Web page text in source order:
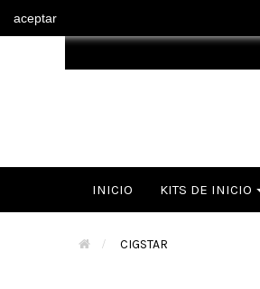
INICIO KITS DE INICIO
> CIGSTAR
aceptar